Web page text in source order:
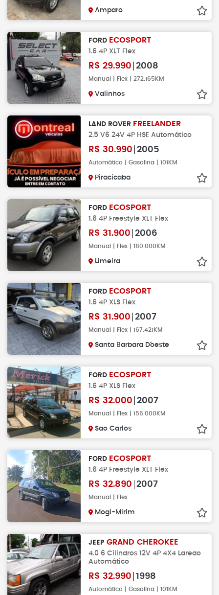
Amparo
FORD ECOSPORT
1.6 4P XLT Flex
R$ 29.990 2008
Manual | Flex | 272.165KM
Valinhos
LAND ROVER FREELANDER
2.5 V6 24V 4P HSE Automático
R$ 30.990 2005
Automático | Gasolina | 101KM
Piracicaba
FORD ECOSPORT
1.6 4P Freestyle XLT Flex
R$ 31.900 2006
Manual | Flex | 180.000KM
Limeira
FORD ECOSPORT
1.6 4P XLS Flex
R$ 31.900 2007
Manual | Flex | 167.421KM
Santa Barbara D´oeste
FORD ECOSPORT
1.6 4P XLS Flex
R$ 32.000 2007
Manual | Flex | 156.000KM
Sao Carlos
FORD ECOSPORT
1.6 4P Freestyle XLT Flex
R$ 32.890 2007
Manual | Flex
Mogi-Mirim
JEEP GRAND CHEROKEE
4.0 6 Cilindros 12V 4P 4X4 Laredo
Automático
R$ 32.990 1998
Automático | Gasolina | 101KM